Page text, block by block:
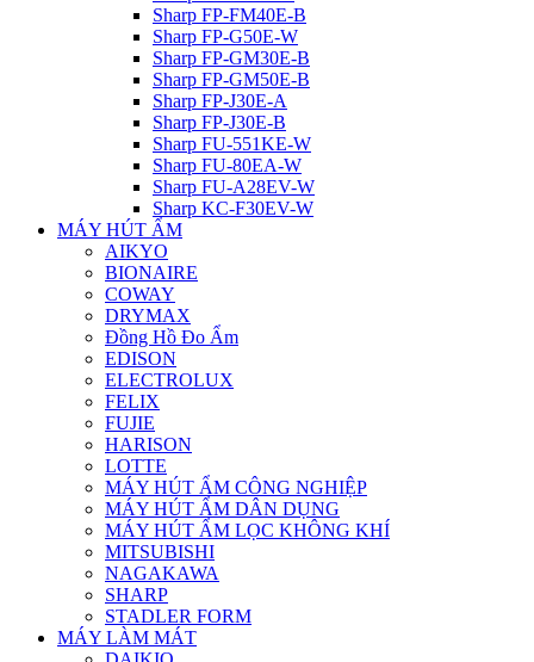
Sharp FP-FM40E-B
Sharp FP-G50E-W
Sharp FP-GM30E-B
Sharp FP-GM50E-B
Sharp FP-J30E-A
Sharp FP-J30E-B
Sharp FU-551KE-W
Sharp FU-80EA-W
Sharp FU-A28EV-W
Sharp KC-F30EV-W
MÁY HÚT ẨM
AIKYO
BIONAIRE
COWAY
DRYMAX
Đồng Hồ Đo Ẩm
EDISON
ELECTROLUX
FELIX
FUJIE
HARISON
LOTTE
MÁY HÚT ẨM CÔNG NGHIỆP
MÁY HÚT ẨM DÂN DỤNG
MÁY HÚT ẨM LỌC KHÔNG KHÍ
MITSUBISHI
NAGAKAWA
SHARP
STADLER FORM
MÁY LÀM MÁT